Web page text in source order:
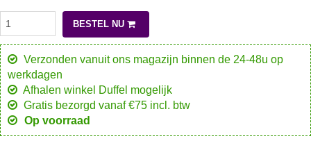
BESTEL NU
Verzonden vanuit ons magazijn binnen de 24-48u op
werkdagen
Afhalen winkel Duffel mogelijk
Gratis bezorgd vanaf €75 incl. btw
Op voorraad